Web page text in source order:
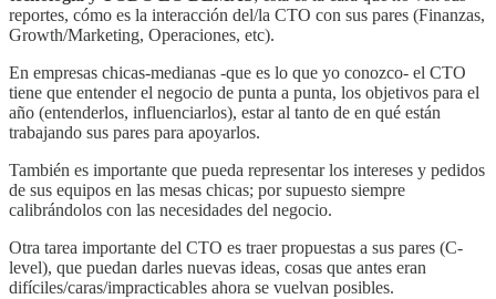
reportes, cómo es la interacción del/la CTO con sus pares (Finanzas,
Growth/Marketing, Operaciones, etc).
En empresas chicas-medianas -que es lo que yo conozco- el CTO
tiene que entender el negocio de punta a punta, los objetivos para el
año (entenderlos, influenciarlos), estar al tanto de en qué están
trabajando sus pares para apoyarlos.
También es importante que pueda representar los intereses y pedidos
de sus equipos en las mesas chicas; por supuesto siempre
calibrándolos con las necesidades del negocio.
Otra tarea importante del CTO es traer propuestas a sus pares (C-
level), que puedan darles nuevas ideas, cosas que antes eran
difíciles/caras/impracticables ahora se vuelvan posibles.